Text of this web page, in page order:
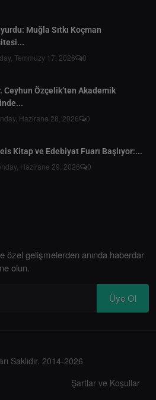
Muğla Sıtkı Koçman
Temmuzy 17, 2026 0
Ceyhun Özçelik’ten Akademik
Hazirane 28, 2026 0
Kitap ve Edebiyat Fuarı Başlıyor:...
Hazirane 29, 2026 0
özel gelişmelerden anında haberdar
olun.
Üye Ol
Saklıdır. 2014-2026
Şartlar ve Koşullar